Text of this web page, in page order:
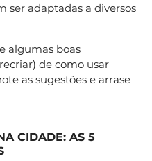
ser adaptadas a diversos
algumas boas
de como usar
as sugestões e arrase
CIDADE: AS 5